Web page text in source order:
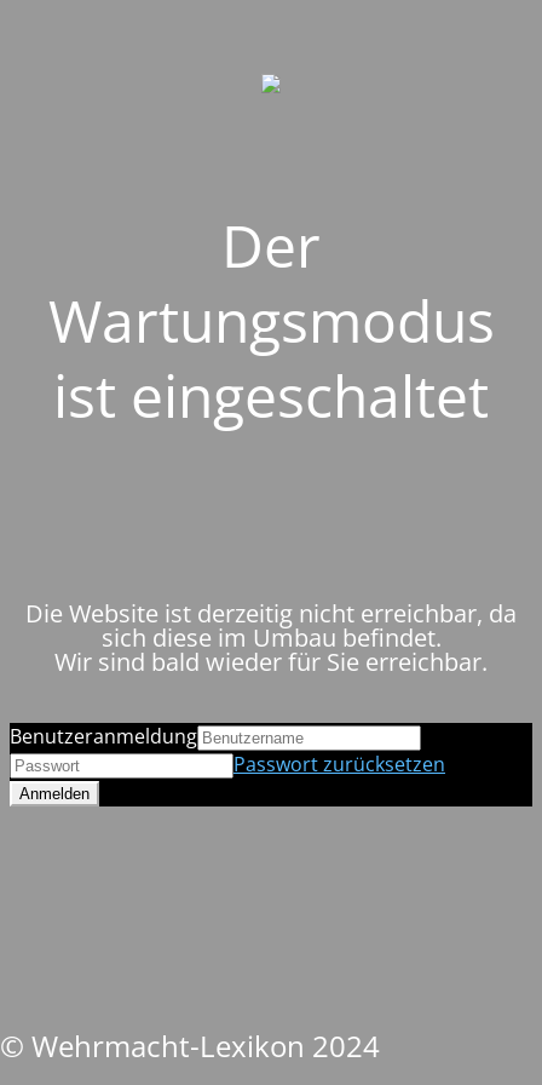
Der
Wartungsmodus
ist eingeschaltet
Die Website ist derzeitig nicht erreichbar, da
sich diese im Umbau befindet.
Wir sind bald wieder für Sie erreichbar.
© Wehrmacht-Lexikon 2024
Benutzeranmeldung
Passwort zurücksetzen